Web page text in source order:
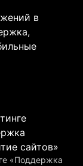
в
«Поддержка